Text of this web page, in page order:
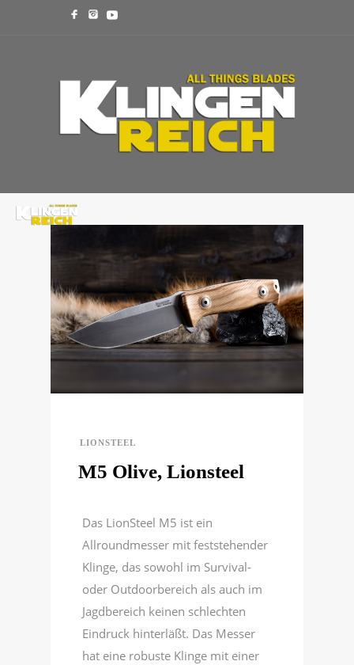
LIONSTEEL
M5 Olive, Lionsteel
Das LionSteel M5 ist ein
Allroundmesser mit feststehender
Klinge, das sowohl im Survival-
oder Outdoorbereich als auch im
Jagdbereich keinen schlechten
Eindruck hinterläßt. Das Messer
hat eine robuste Klinge mit einer